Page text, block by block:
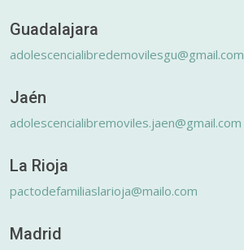
Guadalajara
adolescencialibredemovilesgu@gmail.com
Jaén
adolescencialibremoviles.jaen@gmail.com
La Rioja
pactodefamiliaslarioja@mailo.com
Madrid